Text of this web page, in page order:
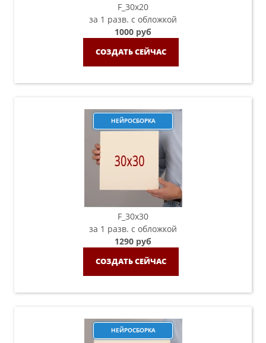
F_30х20
за 1 разв. с обложкой
1000 руб
СОЗДАТЬ СЕЙЧАС
НЕЙРОСБОРКА
F_30х30
за 1 разв. с обложкой
1290 руб
СОЗДАТЬ СЕЙЧАС
НЕЙРОСБОРКА